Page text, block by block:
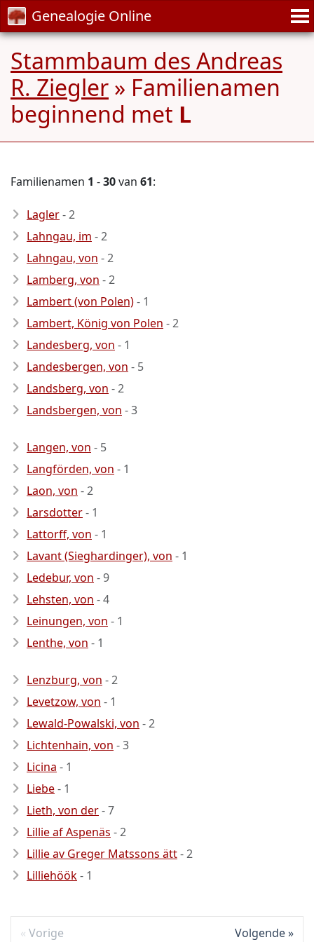
Genealogie Online
Stammbaum des Andreas
R. Ziegler » Familienamen
beginnend met L
Familienamen 1 -30van 61:
- 2
Lahngau, im - 2
Lahngau, von - 2
Lamberg, von - 2
Lambert (von Polen)- 1
Lambert, König von Polen - 2
Landesberg, von - 1
Landesbergen, von - 5
Landsberg, von - 2
Landsbergen, von - 3
Langen, von - 5
Langförden, von - 1
Laon, von - 2
Larsdotter- 1
Lattorff, von - 1
Lavant (Sieghardinger), von - 1
Ledebur, von - 9
Lehsten, von - 4
Leinungen, von - 1
Lenthe, von - 1
Lenzburg, von - 2
Levetzow, von - 1
Lewald-Powalski, von - 2
Lichtenhain, von - 3
Licina - 1
Liebe- 1
Lieth, von der- 7
Lillie af Aspenäs - 2
Lillie av Greger Matssons ätt- 2
Lilliehöök- 1
Vorige Volgende